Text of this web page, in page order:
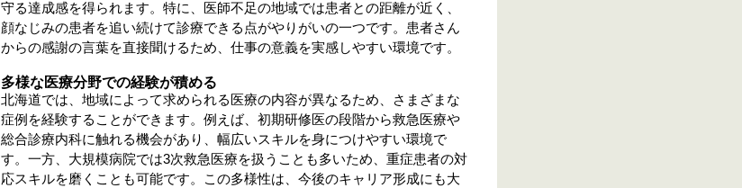
守る達成感を得られます。特に、医師不足の地域では患者との距離が近く、
顔なじみの患者を追い続けて診療できる点がやりがいの一つです。患者さん
からの感謝の言葉を直接聞けるため、仕事の意義を実感しやすい環境です。
多様な医療分野での経験が積める
北海道では、地域によって求められる医療の内容が異なるため、さまざまな
症例を経験することができます。例えば、初期研修医の段階から救急医療や
総合診療内科に触れる機会があり、幅広いスキルを身につけやすい環境で
す。一方、大規模病院では3次救急医療を扱うことも多いため、重症患者の対
応スキルを磨くことも可能です。この多様性は、今後のキャリア形成にも大